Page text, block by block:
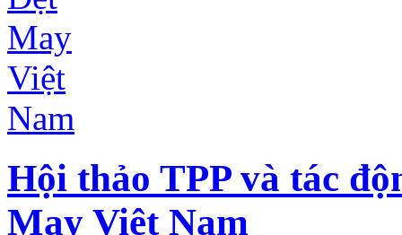
Hội thảo TPP và tác
May Việt Nam